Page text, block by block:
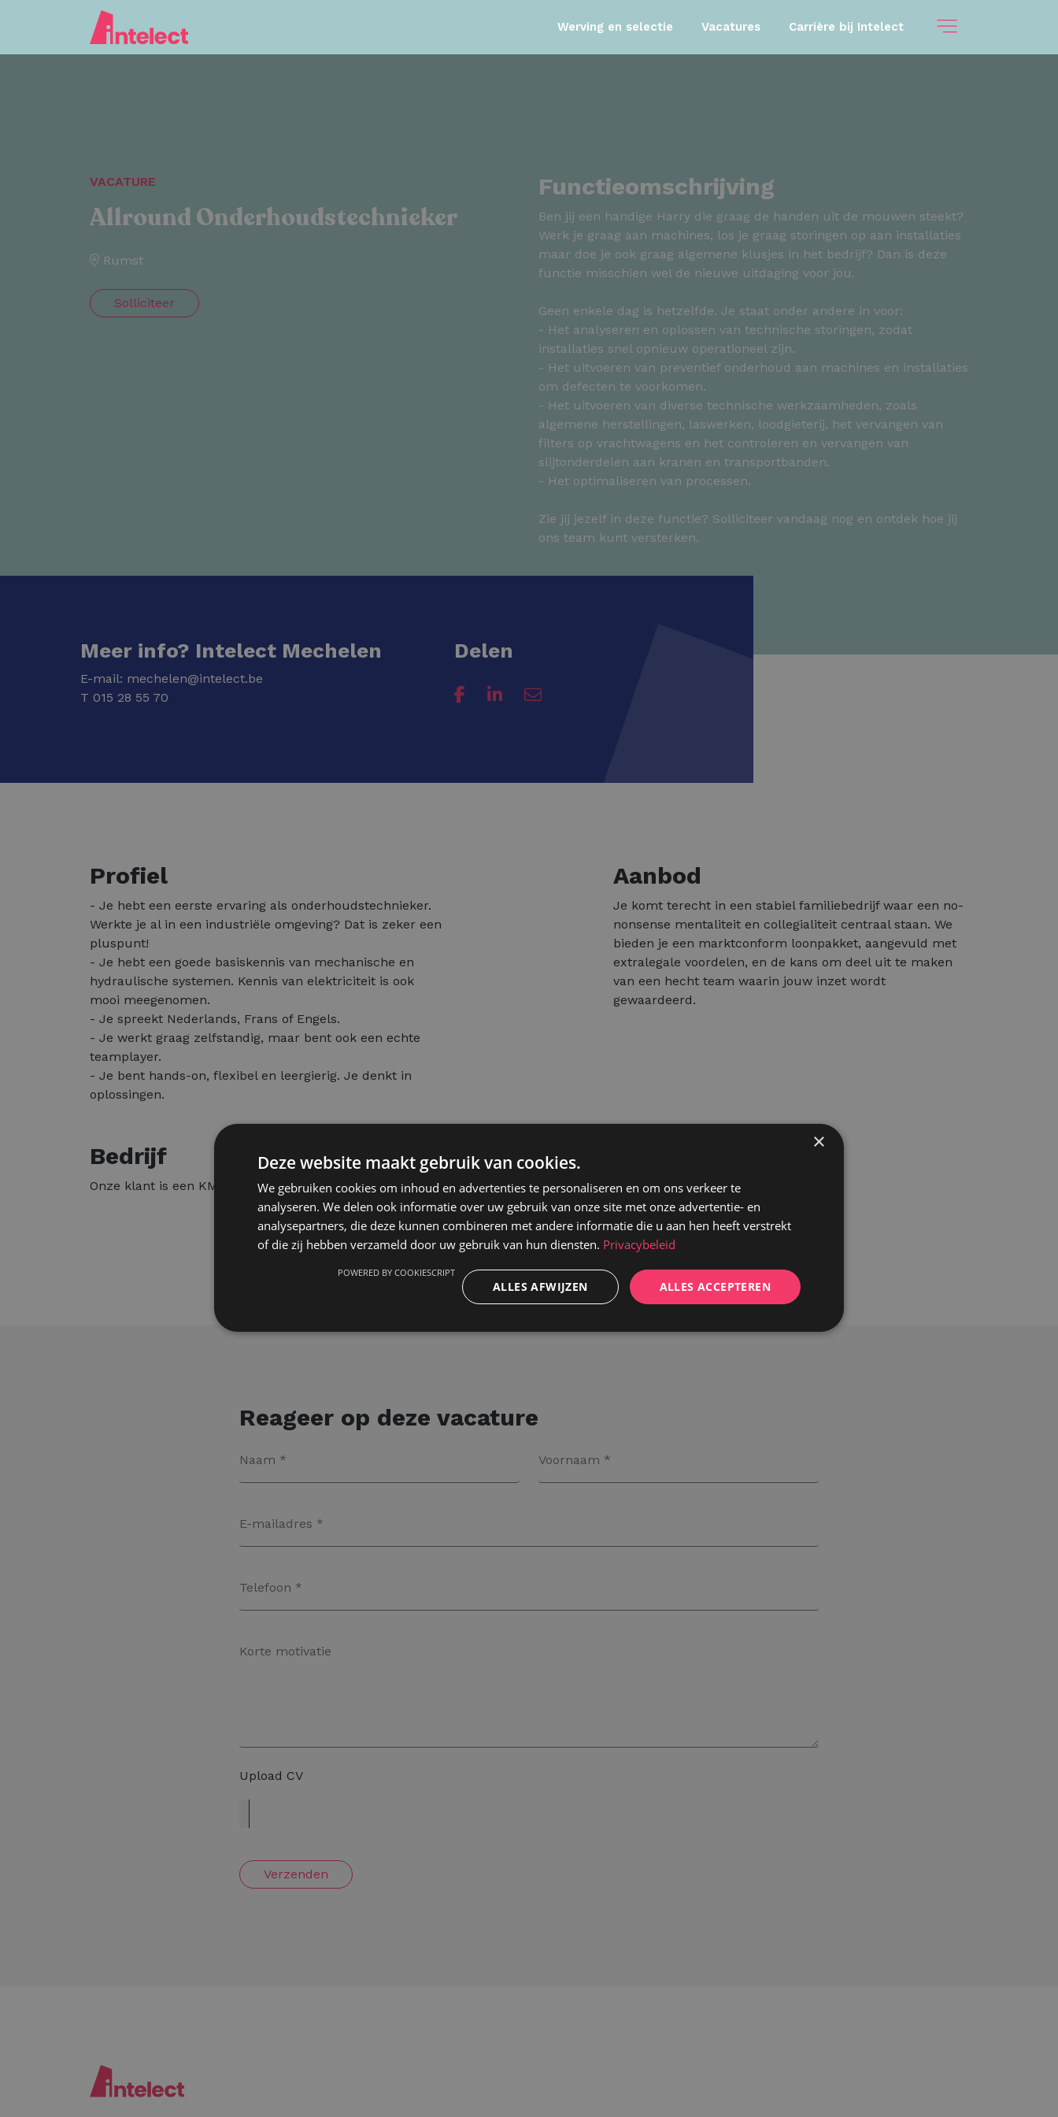
Werving en selectie Vacatures Carrière bij Intelect
VACATURE
Allround Onderhoudstechnieker
Rumst
Solliciteer
Functieomschrijving
Ben jij een handige Harry die graag de handen uit de mouwen steekt?
Werk je graag aan machines, los je graag storingen op aan installaties
maar doe je ook graag algemene klusjes in het bedrijf? Dan is deze
functie misschien wel de nieuwe uitdaging voor jou.
Geen enkele dag is hetzelfde. Je staat onder andere in voor:
- Het analyseren en oplossen van technische storingen, zodat
installaties snel opnieuw operationeel zijn.
- Het uitvoeren van preventief onderhoud aan machines en installaties
om defecten te voorkomen.
- Het uitvoeren van diverse technische werkzaamheden, zoals
algemene herstellingen, laswerken, loodgieterij, het vervangen van
filters op vrachtwagens en het controleren en vervangen van
slijtonderdelen aan kranen en transportbanden.
- Het optimaliseren van processen.
Zie jij jezelf in deze functie? Solliciteer vandaag nog en ontdek hoe jij
ons team kunt versterken.
Meer info? Intelect Mechelen
E-mail: mechelen@intelect.be
T 015 28 55 70
Delen
Profiel
- Je hebt een eerste ervaring als onderhoudstechnieker.
Werkte je al in een industriële omgeving? Dat is zeker een
pluspunt!
- Je hebt een goede basiskennis van mechanische en
hydraulische systemen. Kennis van elektriciteit is ook
mooi meegenomen.
- Je spreekt Nederlands, Frans of Engels.
- Je werkt graag zelfstandig, maar bent ook een echte
teamplayer.
- Je bent hands-on, flexibel en leergierig. Je denkt in
oplossingen.
Bedrijf
Onze klant is een KMO, actief in de logistieke sector.
Aanbod
Je komt terecht in een stabiel familiebedrijf waar een no-
nonsense mentaliteit en collegialiteit centraal staan. We
bieden je een marktconform loonpakket, aangevuld met
extralegale voordelen, en de kans om deel uit te maken
van een hecht team waarin jouw inzet wordt
gewaardeerd.
Reageer op deze vacature
Upload CV
Verzenden
×
Deze website maakt gebruik van cookies.
We gebruiken cookies om inhoud en advertenties te personaliseren en om ons verkeer te
analyseren. We delen ook informatie over uw gebruik van onze site met onze advertentie- en
analysepartners, die deze kunnen combineren met andere informatie die u aan hen heeft verstrekt
of die zij hebben verzameld door uw gebruik van hun diensten. Privacybeleid
ALLES ACCEPTEREN
ALLES AFWIJZEN
POWERED BY COOKIESCRIPT